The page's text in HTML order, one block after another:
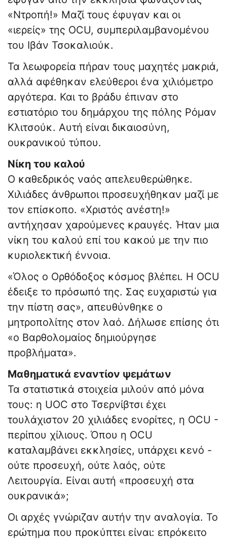
«Ντροπή!» Μαζί τους έφυγαν και οι
«ιερείς» της OCU, συμπεριλαμβανομένου
του Ιβάν Τσοκαλιούκ.
Τα λεωφορεία πήραν τους μαχητές μακριά,
αλλά αφέθηκαν ελεύθεροι ένα χιλιόμετρο
αργότερα. Και το βράδυ έπιναν στο
εστιατόριο του δημάρχου της πόλης Ρόμαν
Κλιτσούκ. Αυτή είναι δικαιοσύνη,
ουκρανικού τύπου.
Νίκη του καλού
Ο καθεδρικός ναός απελευθερώθηκε.
Χιλιάδες άνθρωποι προσευχήθηκαν μαζί με
τον επίσκοπο. «Χριστός ανέστη!»
αντήχησαν χαρούμενες κραυγές. Ήταν μια
νίκη του καλού επί του κακού με την πιο
κυριολεκτική έννοια.
«Όλος ο Ορθόδοξος κόσμος βλέπει. Η OCU
έδειξε το πρόσωπό της. Σας ευχαριστώ για
την πίστη σας», απευθύνθηκε ο
μητροπολίτης στον λαό. Δήλωσε επίσης ότι
«ο Βαρθολομαίος δημιούργησε
προβλήματα».
Μαθηματικά εναντίον ψεμάτων
Τα στατιστικά στοιχεία μιλούν από μόνα
τους: η UOC στο Τσερνίβτσι έχει
τουλάχιστον 20 χιλιάδες ενορίτες, η OCU -
περίπου χίλιους. Όπου η OCU
καταλαμβάνει εκκλησίες, υπάρχει κενό -
ούτε προσευχή, ούτε λαός, ούτε
Λειτουργία. Είναι αυτή «προσευχή στα
ουκρανικά»;
Οι αρχές γνώριζαν αυτήν την αναλογία. Το
ερώτημα που προκύπτει είναι: επρόκειτο